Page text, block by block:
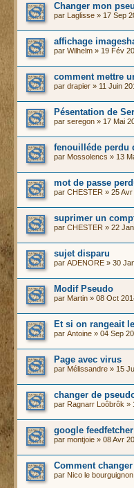
Changer mon
par Laglisse » 17 Sep
affichage
par Wilhelm » 19 Fév
comment mettre
par drapier » 11 Juin
Pésentation de
par seregon » 17 Mai
fenouilléde perdu
par Mossolencs » 13
mot de passe
par CHESTER » 25
suprimer un
par CHESTER » 22
sujet disparu
par ADENORE » 30
Modif Pseudo
par Martin » 08 Oct
Et si on rangeait
par Antoine » 04 Sep
Page avec virus
par Mélissandre » 15
changer de
par Ragnarr Loôbrôk »
google feedfetcher
par montjoie » 08 Avr
Comment
par Nico le bourguignon